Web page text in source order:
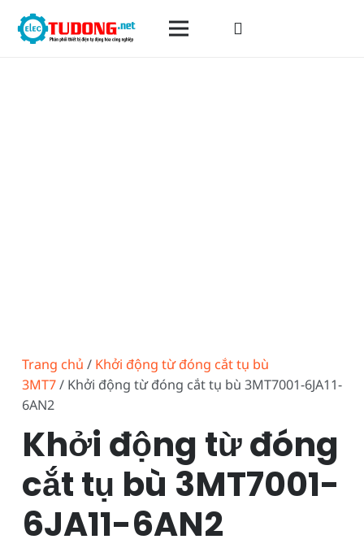
Trang chủ / Khởi động từ đóng cắt tụ bù
3MT7/ Khởi động từ đóng cắt tụ bù 3MT7001-6JA11-
6AN2
Khởi động từ đóng
cắt tụ bù 3MT7001-
6JA11-6AN2